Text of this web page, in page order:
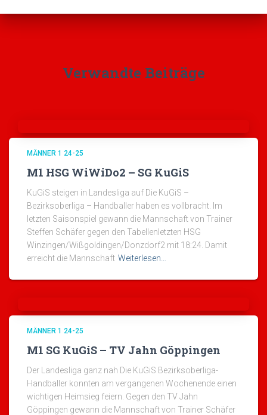
Verwandte Beiträge
MÄNNER 1 24-25
M1 HSG WiWiDo2 – SG KuGiS
KuGiS steigen in Landesliga auf Die KuGiS –
Bezirksoberliga – Handballer haben es vollbracht. Im
letzten Saisonspiel gewann die Mannschaft von Trainer
Steffen Schäfer gegen den Tabellenletzten HSG
Winzingen/Wißgoldingen/Donzdorf2 mit 18:24. Damit
erreicht die Mannschaft Weiterlesen…
MÄNNER 1 24-25
M1 SG KuGiS – TV Jahn Göppingen
Der Landesliga ganz nah Die KuGiS Bezirksoberliga-
Handballer konnten am vergangenen Wochenende einen
wichtigen Heimsieg feiern. Gegen den TV Jahn
Göppingen gewann die Mannschaft von Trainer Schäfer